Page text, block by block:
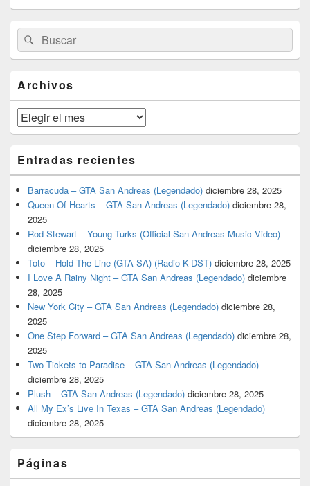
área
de
widget
lateral
primaria
Buscar
por:
Buscar
Archivos
Archivos
Entradas recientes
Barracuda – GTA San Andreas (Legendado) diciembre 28, 2025
Queen Of Hearts – GTA San Andreas (Legendado) diciembre 28,
2025
Rod Stewart – Young Turks (Official San Andreas Music Video)
diciembre 28, 2025
Toto – Hold The Line (GTA SA) (Radio K-DST) diciembre 28, 2025
I Love A Rainy Night – GTA San Andreas (Legendado) diciembre
28, 2025
New York City – GTA San Andreas (Legendado) diciembre 28,
2025
One Step Forward – GTA San Andreas (Legendado) diciembre 28,
2025
Two Tickets to Paradise – GTA San Andreas (Legendado)
diciembre 28, 2025
Plush – GTA San Andreas (Legendado) diciembre 28, 2025
All My Ex’s Live In Texas – GTA San Andreas (Legendado)
diciembre 28, 2025
Páginas